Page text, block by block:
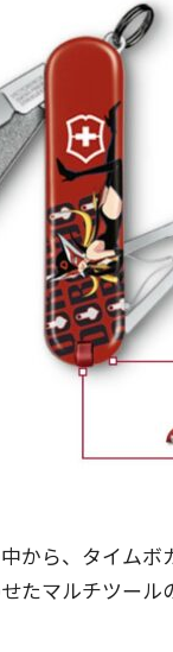
から、タイム
たマルチツー